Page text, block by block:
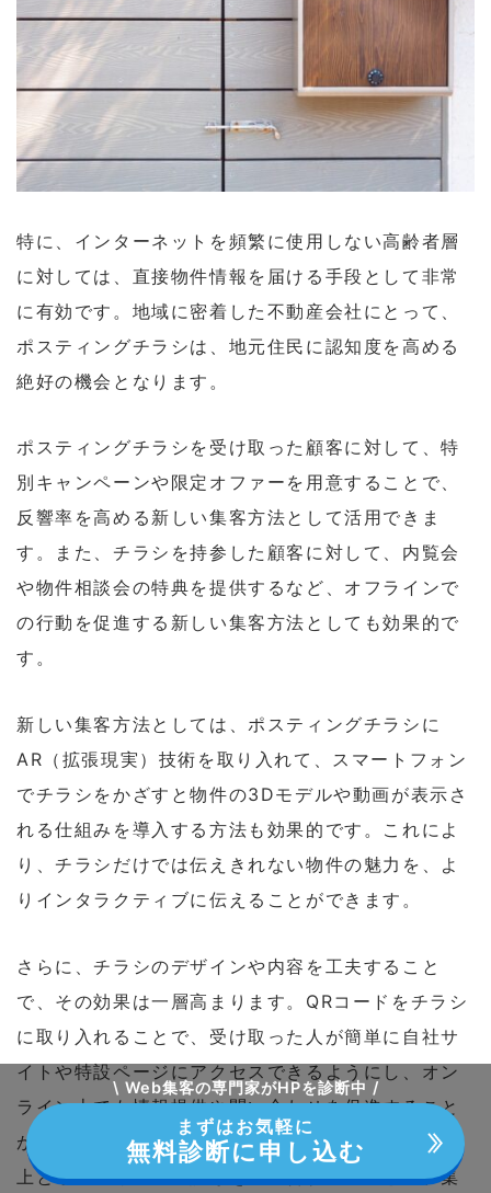
特に、インターネットを頻繁に使用しない高齢者層
に対しては、直接物件情報を届ける手段として非常
に有効です。地域に密着した不動産会社にとって、
ポスティングチラシは、地元住民に認知度を高める
絶好の機会となります。
ポスティングチラシを受け取った顧客に対して、特
別キャンペーンや限定オファーを用意することで、
反響率を高める新しい集客方法として活用できま
す。また、チラシを持参した顧客に対して、内覧会
や物件相談会の特典を提供するなど、オフラインで
の行動を促進する新しい集客方法としても効果的で
す。
新しい集客方法としては、ポスティングチラシに
AR（拡張現実）技術を取り入れて、スマートフォン
でチラシをかざすと物件の3Dモデルや動画が表示さ
れる仕組みを導入する方法も効果的です。これによ
り、チラシだけでは伝えきれない物件の魅力を、よ
りインタラクティブに伝えることができます。
さらに、チラシのデザインや内容を工夫すること
で、その効果は一層高まります。QRコードをチラシ
に取り入れることで、受け取った人が簡単に自社サ
イトや特設ページにアクセスできるようにし、オン
ライン上でも情報提供や問い合わせを促進すること
ができます。このように、オフラインでの認知度向
上とオンラインへの誘導を組み合わせることで、集
\ Web集客の専門家がHPを診断中 /
まずはお気軽に
無料診断に申し込む